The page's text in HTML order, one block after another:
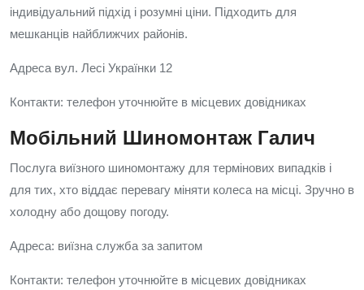
індивідуальний підхід і розумні ціни. Підходить для
мешканців найближчих районів.
Адреса вул. Лесі Українки 12
Контакти: телефон уточнюйте в місцевих довідниках
Мобільний Шиномонтаж Галич
Послуга виїзного шиномонтажу для термінових випадків і
для тих, хто віддає перевагу міняти колеса на місці. Зручно в
холодну або дощову погоду.
Адреса: виїзна служба за запитом
Контакти: телефон уточнюйте в місцевих довідниках